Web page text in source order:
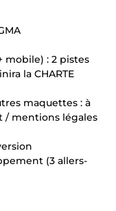
mobile) : 2 pistes
la CHARTE
maquettes : à
/ mentions légales
(3 allers-